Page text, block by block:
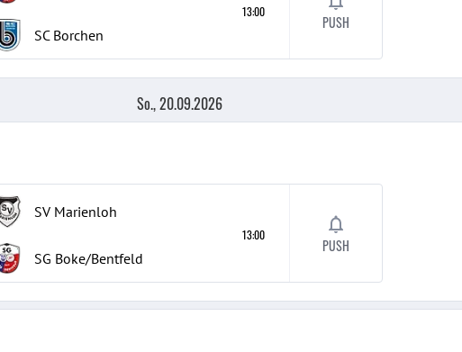
SC Borchen
13:00
PUSH
So., 20.09.2026
SV Marienloh
SG Boke/Bentfeld
13:00
PUSH